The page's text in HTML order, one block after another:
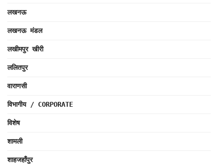
लखनऊ
लखनऊ मंडल
लखीमपुर खीरी
ललितपुर
वाराणसी
विभागीय / CORPORATE
विशेष
शामली
शाहजहाँपुर